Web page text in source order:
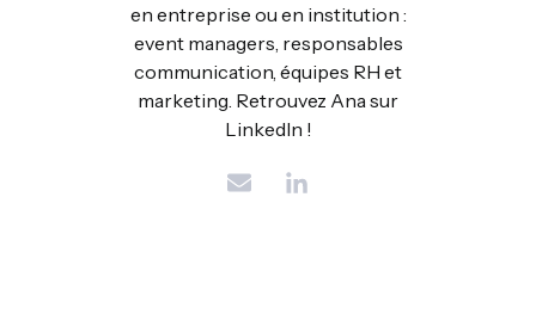
en entreprise ou en institution :
event managers, responsables
communication, équipes RH et
marketing. Retrouvez Ana sur
LinkedIn !